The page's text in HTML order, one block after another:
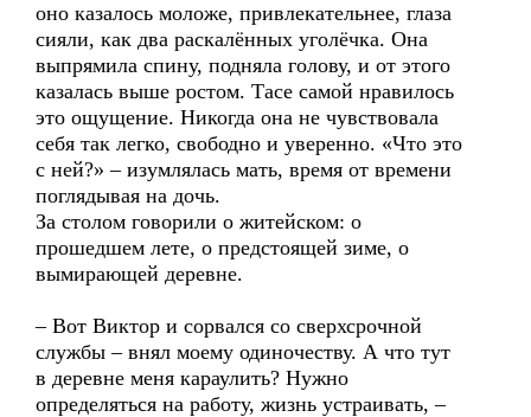
оно казалось моложе, привлекательнее, глаза
сияли, как два раскалённых уголёчка. Она
выпрямила спину, подняла голову, и от этого
казалась выше ростом. Тасе самой нравилось
это ощущение. Никогда она не чувствовала
себя так легко, свободно и уверенно. «Что это
с ней?» – изумлялась мать, время от времени
поглядывая на дочь.
За столом говорили о житейском: о
прошедшем лете, о предстоящей зиме, о
вымирающей деревне.
– Вот Виктор и сорвался со сверхсрочной
службы – внял моему одиночеству. А что тут
в деревне меня караулить? Нужно
определяться на работу, жизнь устраивать, –